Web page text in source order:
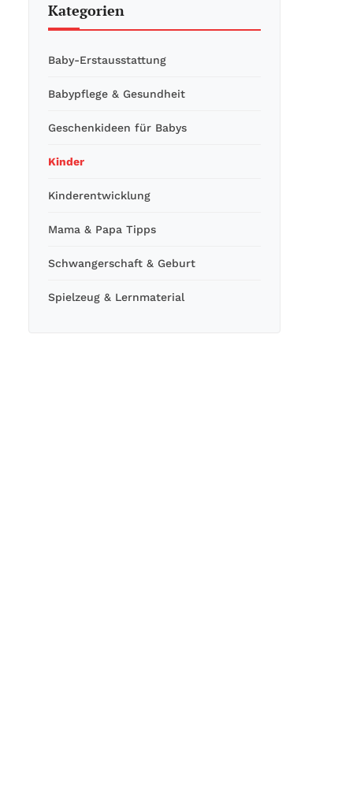
Kategorien
Baby-Erstausstattung
Babypflege & Gesundheit
Geschenkideen für Babys
Kinder
Kinderentwicklung
Mama & Papa Tipps
Schwangerschaft & Geburt
Spielzeug & Lernmaterial